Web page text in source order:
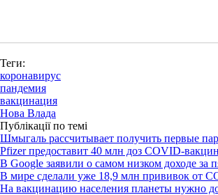
Теги:
коронавирус
пандемия
вакцинация
Нова Влада
Публікації по темі
Шмыгаль рассчитывает получить первые
Pfizer предоставит 40 млн доз COVID-
В Google заявили о самом низком доходе за
В мире сделали уже 18,9 млн прививок от
На вакцинацию населения планеты нужно